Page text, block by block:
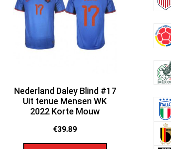
Nederland Daley Blind #17
Uit tenue Mensen WK
2022 Korte Mouw
€39.89